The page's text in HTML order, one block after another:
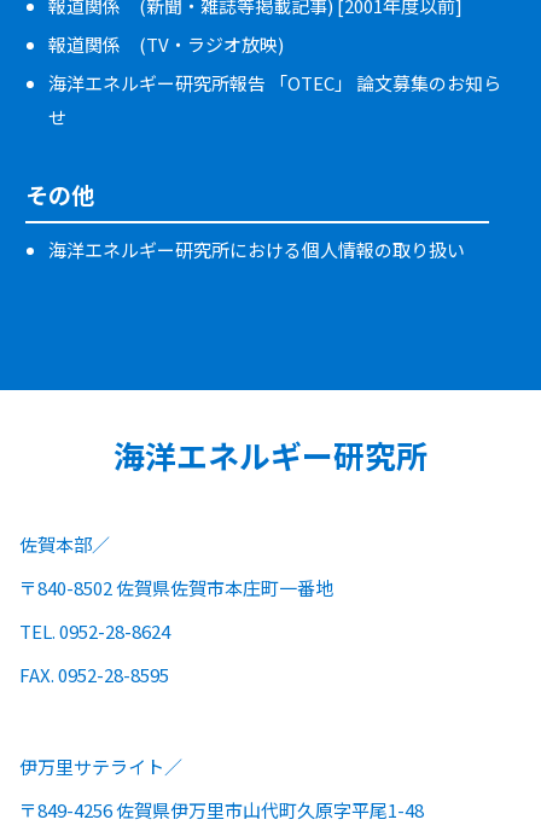
報道関係 (TV・ラジオ放映)
海洋エネルギー研究所報告 「OTEC」 論文募集のお知ら
せ
その他
海洋エネルギー研究所における個人情報の取り扱い
海洋エネルギー研究所
佐賀本部
〒840-8502 佐賀県佐賀市本庄町一番地
TEL. 0952-28-8624
FAX. 0952-28-8595
伊万里サテライト
〒849-4256 佐賀県伊万里市山代町久原字平尾1-48